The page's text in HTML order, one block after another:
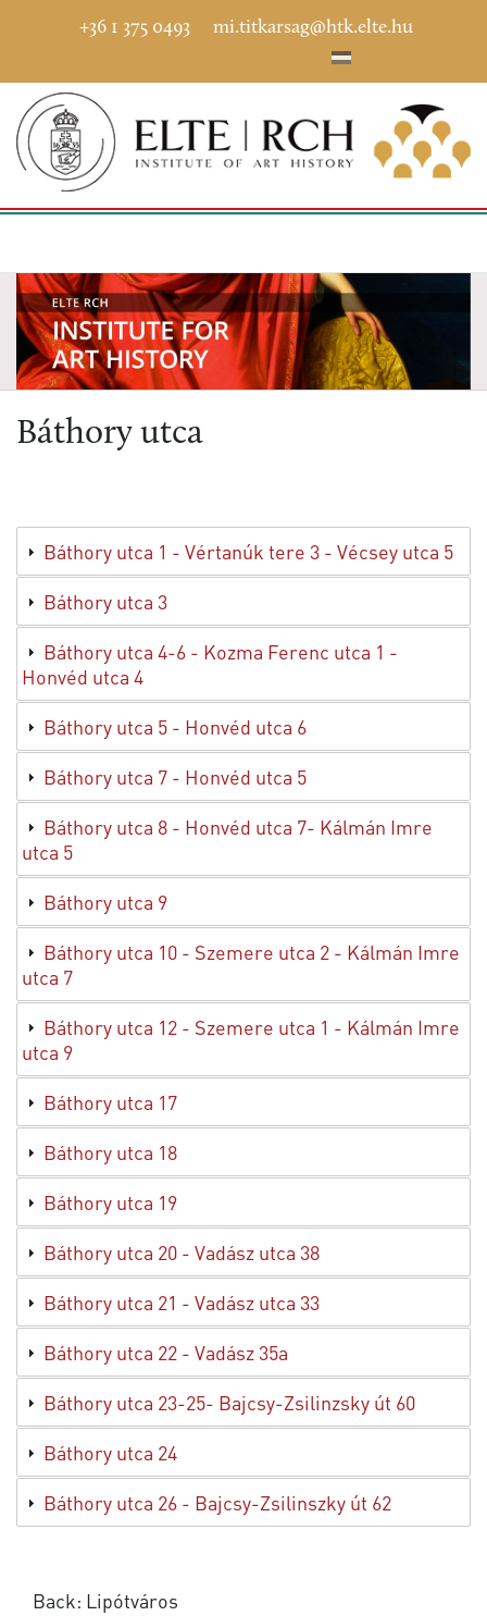
+36 1 375 0493 mi.titkarsag@htk.elte.hu
Báthory utca
Báthory utca 1 - Vértanúk tere 3 - Vécsey utca 5
Báthory utca 3
Báthory utca 4-6 - Kozma Ferenc utca 1 -
Honvéd utca 4
Báthory utca 5 - Honvéd utca 6
Báthory utca 7 - Honvéd utca 5
Báthory utca 8 - Honvéd utca 7- Kálmán Imre
utca 5
Báthory utca 9
Báthory utca 10 - Szemere utca 2 - Kálmán Imre
utca 7
Báthory utca 12 - Szemere utca 1 - Kálmán Imre
utca 9
Báthory utca 17
Báthory utca 18
Báthory utca 19
Báthory utca 20 - Vadász utca 38
Báthory utca 21 - Vadász utca 33
Báthory utca 22 - Vadász 35a
Báthory utca 23-25- Bajcsy-Zsilinzsky út 60
Báthory utca 24
Báthory utca 26 - Bajcsy-Zsilinszky út 62
Back: Lipótváros